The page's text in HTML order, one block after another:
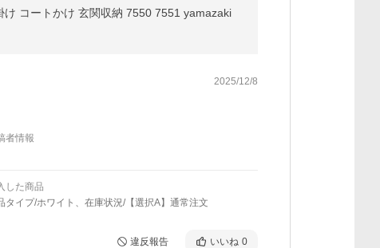
け コートかけ 玄関収納 7550 7551 yamazaki
2025/12/8
者情報
した商品
タイプ/ホワイト、在庫状況/【選択A】通常注文
違反報告 いいね 0